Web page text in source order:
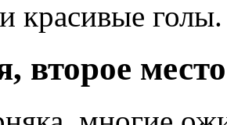
красивые голы.
второе место